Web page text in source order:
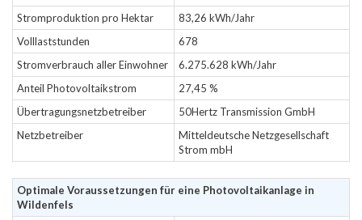
Stromproduktion pro Hektar
83,26 kWh/Jahr
Volllaststunden
678
Stromverbrauch aller Einwohner
6.275.628 kWh/Jahr
Anteil Photovoltaikstrom
27,45 %
Übertragungsnetzbetreiber
50Hertz Transmission GmbH
Netzbetreiber
Mitteldeutsche Netzgesellschaft
Strom mbH
Optimale Voraussetzungen für eine Photovoltaikanlage in
Wildenfels